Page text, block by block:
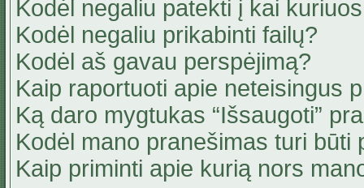
Kodėl negaliu patekti į kai
Kodėl negaliu prikabinti failų?
Kodėl aš gavau perspėjimą?
Kaip raportuoti apie neteisingus
Ką daro mygtukas “Išsaugoti”
Kodėl mano pranešimas turi būti
Kaip priminti apie kurią nors